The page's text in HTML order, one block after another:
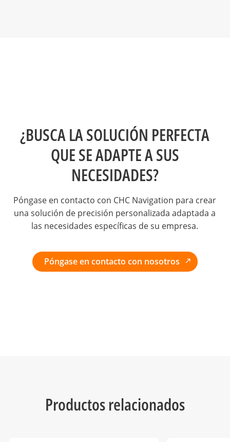
¿BUSCA LA SOLUCIÓN PERFECTA
QUE SE ADAPTE A SUS
NECESIDADES?
Póngase en contacto con CHC Navigation para crear
una solución de precisión personalizada adaptada a
las necesidades específicas de su empresa.
Póngase en contacto con nosotros
Productos relacionados